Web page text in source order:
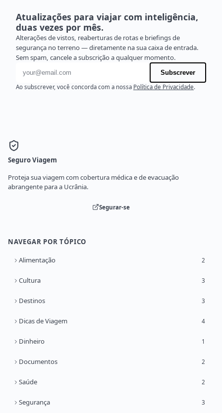
Atualizações para viajar com inteligência,
duas vezes por mês.
Alterações de vistos, reaberturas de rotas e briefings de
segurança no terreno — diretamente na sua caixa de entrada.
Sem spam, cancele a subscrição a qualquer momento.
Endereço de e-mail
Subscrever
Ao subscrever, você concorda com a nossa Política de Privacidade.
Seguro Viagem
Proteja sua viagem com cobertura médica e de evacuação
abrangente para a Ucrânia.
Segurar-se
NAVEGAR POR TÓPICO
Alimentação 2
Cultura 3
Destinos 3
Dicas de Viagem 4
Dinheiro 1
Documentos 2
Saúde 2
Segurança 3